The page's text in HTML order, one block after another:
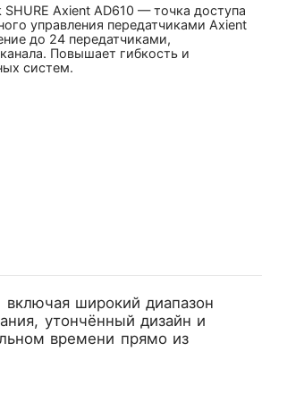
Axient AD610 — точка доступа
управления передатчиками Axient
до 24 передатчиками,
Повышает гибкость и
систем.
включая широкий диапазон
утончённый дизайн и
времени прямо из